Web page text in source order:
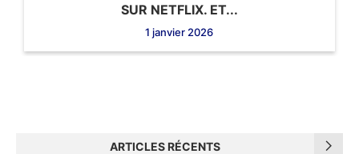
SUR NETFLIX. ET...
1 janvier 2026
ARTICLES RÉCENTS